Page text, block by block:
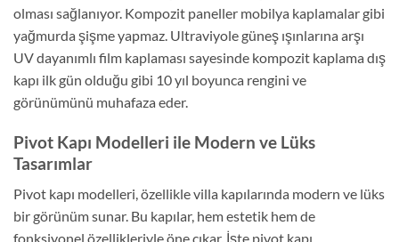
olması sağlanıyor. Kompozit paneller mobilya kaplamalar gibi
yağmurda şişme yapmaz. Ultraviyole güneş ışınlarına arşı
UV dayanımlı film kaplaması sayesinde kompozit kaplama dış
kapı ilk gün olduğu gibi 10 yıl boyunca rengini ve
görünümünü muhafaza eder.
Pivot Kapı Modelleri ile Modern ve Lüks
Tasarımlar
Pivot kapı modelleri, özellikle villa kapılarında modern ve lüks
bir görünüm sunar. Bu kapılar, hem estetik hem de
fonksiyonel özellikleriyle öne çıkar. İşte pivot kapı